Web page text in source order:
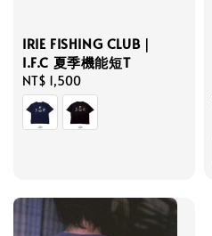
IRIE FISHING CLUB｜
I.F.C 夏季機能短T
Regular
price
NT$ 1,500